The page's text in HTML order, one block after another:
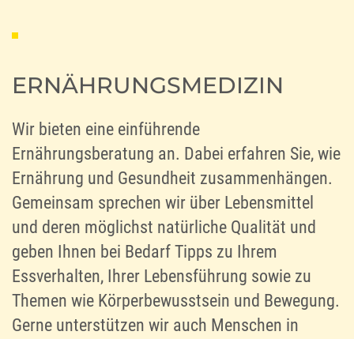
ERNÄHRUNGSMEDIZIN
Wir bieten eine einführende
Ernährungsberatung an. Dabei erfahren Sie, wie
Ernährung und Gesundheit zusammenhängen.
Gemeinsam sprechen wir über Lebensmittel
und deren möglichst natürliche Qualität und
geben Ihnen bei Bedarf Tipps zu Ihrem
Essverhalten, Ihrer Lebensführung sowie zu
Themen wie Körperbewusstsein und Bewegung.
Gerne unterstützen wir auch Menschen in